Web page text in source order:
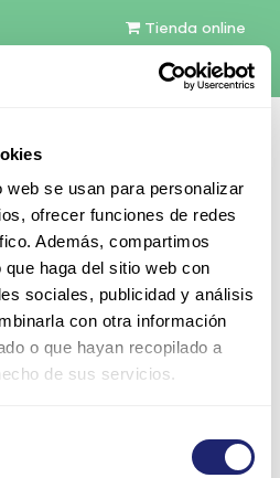
se usan para personalizar
ofrecer funciones de redes
Además, compartimos
haga del sitio web con
sociales, publicidad y análisis
con otra información
o que hayan recopilado a
de sus servicios.
Tienda online
Español
Contáctenos
Phase AC Input Fuente de
32/M5-32